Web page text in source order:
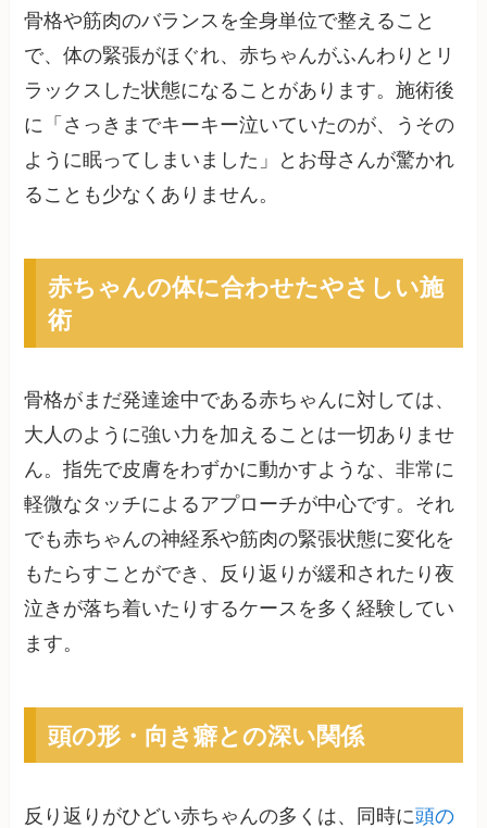
骨格や筋肉のバランスを全身単位で整えること
で、体の緊張がほぐれ、赤ちゃんがふんわりとリ
ラックスした状態になることがあります。施術後
に「さっきまでキーキー泣いていたのが、うその
ように眠ってしまいました」とお母さんが驚かれ
ることも少なくありません。
赤ちゃんの体に合わせたやさしい施
術
骨格がまだ発達途中である赤ちゃんに対しては、
大人のように強い力を加えることは一切ありませ
ん。指先で皮膚をわずかに動かすような、非常に
軽微なタッチによるアプローチが中心です。それ
でも赤ちゃんの神経系や筋肉の緊張状態に変化を
もたらすことができ、反り返りが緩和されたり夜
泣きが落ち着いたりするケースを多く経験してい
ます。
頭の形・向き癖との深い関係
反り返りがひどい赤ちゃんの多くは、同時に頭の